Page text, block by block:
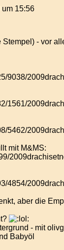
um 15:56
- vor
mit M&MS:
aber die
- mit
Babyöl